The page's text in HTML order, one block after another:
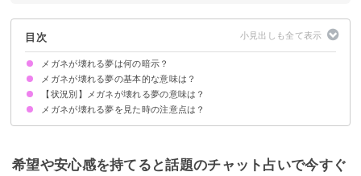
目次
メガネが壊れる夢は何の暗示？
メガネが壊れる夢の基本的な意味は？
自分が盲目的になっていることの暗示
状況によって意味が決まる
【状況別】メガネが壊れる夢の意味は？
メガネのレンズが割れる夢【警告夢】
メガネのフレームが曲がる夢【警告夢】
故意にメガネ壊す夢【願望夢】
メガネにヒビが入る夢【警告夢】
壊れたメガネを直す夢【吉夢】
メガネを誰かに壊される夢【警告夢】
メガネのレンズが外れる夢【警告夢】
メガネが粉々に割れている夢【警告夢】
メガネが壊れる夢を見た時の注意点は？
客観的に現状を見てみる
吉夢なら話さず警告夢や凶夢は人に話す
希望や安心感を持てると話題のチャット占いで今すぐ